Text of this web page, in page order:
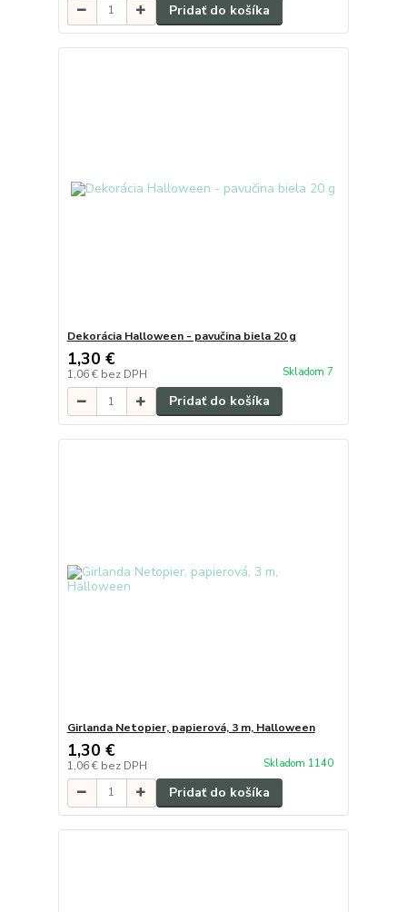
Pridať do košíka
Dekorácia Halloween - pavučina biela 20 g
1,30 €
1,06 € bez DPH Skladom 7
Pridať do košíka
Girlanda Netopier, papierová, 3 m, Halloween
1,30 €
1,06 € bez DPH Skladom 1140
Pridať do košíka